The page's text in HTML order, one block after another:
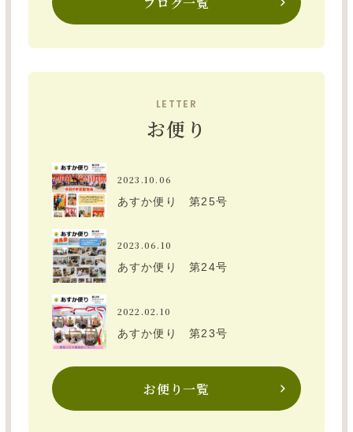
LETTER
お便り
2023.10.06
あすか便り 第25号
2023.06.10
あすか便り 第24号
2022.02.10
あすか便り 第23号
お便り一覧